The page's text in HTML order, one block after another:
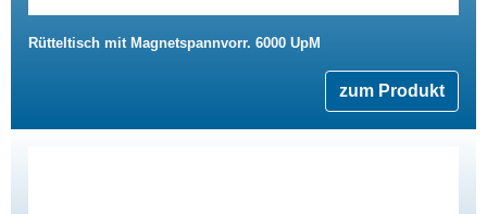
Rütteltisch mit Magnetspannvorr. 6000 UpM
zum Produkt